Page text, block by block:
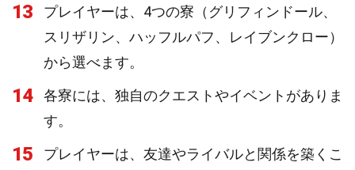
13
プレイヤーは、4つの寮（グリフィンドール、
スリザリン、ハッフルパフ、レイブンクロー）
から選べます。
14
各寮には、独自のクエストやイベントがありま
す。
15
プレイヤーは、友達やライバルと関係を築くこ